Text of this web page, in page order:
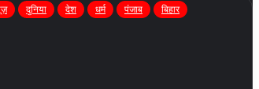
दुनिया देश धर्म पंजाब
बिहार